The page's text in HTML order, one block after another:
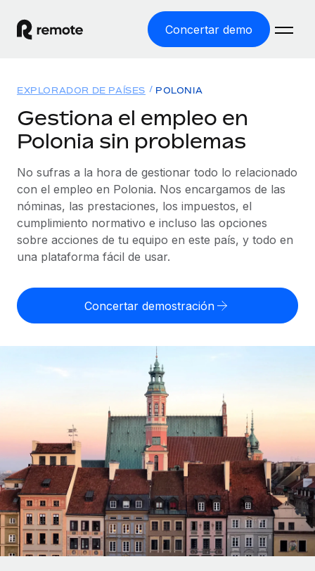
Concertar demo
EMPLEO GLOBAL
Nómina global
Gestiona las nóminas de forma sencilla y conforme a la
legalidad.
Employer of Record
Expándete en todo el mundo sin gastar en entidades.
cumpliendo la normativa.
Integra y gestiona a autónomos globalmente.
Externaliza tareas laborales complejas.
INFRAESTRUCTURA
Conexión Remote
Integra los RR. HH. en tus flujos de trabajo sin
complicaciones.
Plataforma
Funciones esenciales de RR. HH. integradas para tu
Soluciones
COBERTURA MUNDIAL
Explorador de países
Consulta el soporte del empleo global según el país.
Explorador estatal de EE. UU.
Simplifica la contratación en todos los estados de EE.
Comparador de Remote
Compáranos con otras empresas.
ETAPAS DE CRECIMIENTO
Soluciones ágiles de RR. HH. globales y nóminas para
empresas en crecimiento.
Mediana empresa
Amplía tu equipo con soluciones de RR. HH.
personalizadas.
Empresa
RR. HH. globales para grandes empresas.
Recursos
HERRAMIENTAS Y CALCULADORAS
Calculadora del riesgo de clasificación errónea
Consulta el riesgo de clasificación errónea por país.
cualquier país.
Descubre opciones de divisas y tiempos de pago para
APRENDIZAJE CON REMOTE
Guías y recursos
Casos prácticos
Glosario de RR. HH.
Listas de verificación y plantillas
Biblioteca de descripciones de puestos
Precios
English
Nederlands
Español
Italiano
Português (Portugal)
日本語
EXPLORADOR DE PAÍSES POLONIA
Gestiona el empleo en
Polonia sin problemas
No sufras a la hora de gestionar todo lo relacionado
con el empleo en Polonia. Nos encargamos de las
nóminas, las prestaciones, los impuestos, el
cumplimiento normativo e incluso las opciones
sobre acciones de tu equipo en este país, y todo en
una plataforma fácil de usar.
Concertar demostración